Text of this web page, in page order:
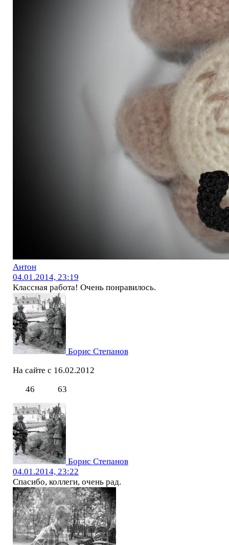
Антон
04.01.2014, 23:19
Классная работа! Очень понравилось.
Борис Степанов
На сайте с 16.02.2012
46
63
Борис Степанов
04.01.2014, 23:22
Спасибо, коллеги, очень рад.